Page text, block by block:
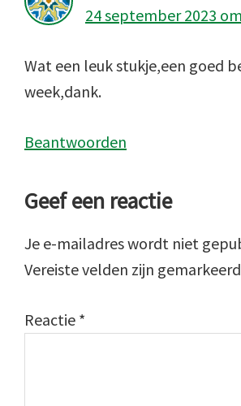
24 september 2023
Wat een leuk stukje,een goed
week,dank.
Beantwoorden
Geef een reactie
Je e-mailadres wordt niet
Vereiste velden zijn
Reactie *